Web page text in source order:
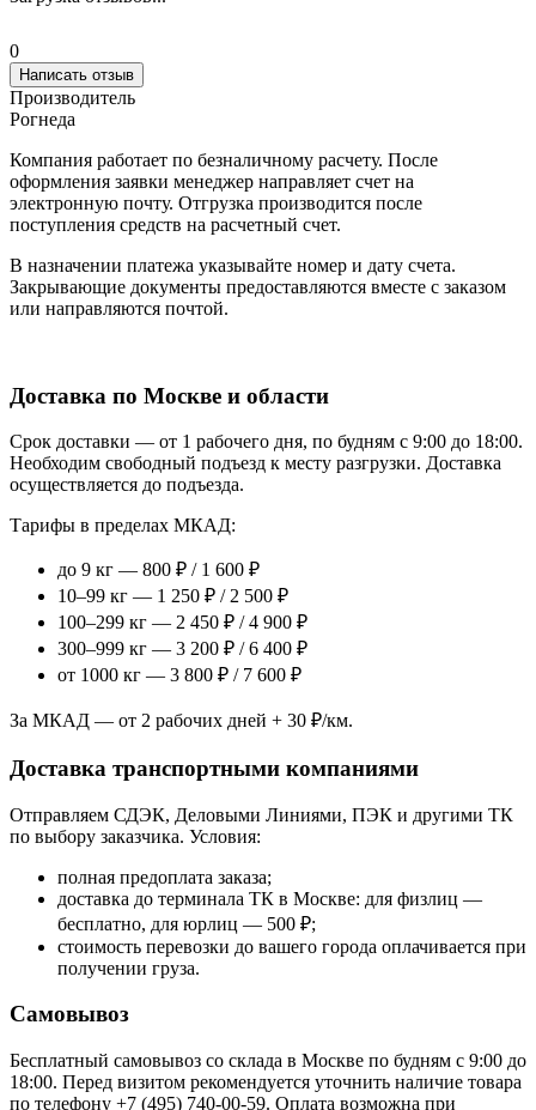
0
Написать отзыв
Производитель
Рогнеда
Компания работает по безналичному расчету. После
оформления заявки менеджер направляет счет на
электронную почту. Отгрузка производится после
поступления средств на расчетный счет.
В назначении платежа указывайте номер и дату счета.
Закрывающие документы предоставляются вместе с заказом
или направляются почтой.
Доставка по Москве и области
Срок доставки — от 1 рабочего дня, по будням с 9:00 до 18:00.
Необходим свободный подъезд к месту разгрузки. Доставка
осуществляется до подъезда.
Тарифы в пределах МКАД:
до 9 кг — 800 ₽ / 1 600 ₽
10–99 кг — 1 250 ₽ / 2 500 ₽
100–299 кг — 2 450 ₽ / 4 900 ₽
300–999 кг — 3 200 ₽ / 6 400 ₽
от 1000 кг — 3 800 ₽ / 7 600 ₽
За МКАД — от 2 рабочих дней + 30 ₽/км.
Доставка транспортными компаниями
Отправляем СДЭК, Деловыми Линиями, ПЭК и другими ТК
по выбору заказчика. Условия:
полная предоплата заказа;
доставка до терминала ТК в Москве: для физлиц —
бесплатно, для юрлиц — 500 ₽;
стоимость перевозки до вашего города оплачивается при
получении груза.
Самовывоз
Бесплатный самовывоз со склада в Москве по будням с 9:00 до
18:00. Перед визитом рекомендуется уточнить наличие товара
по телефону +7 (495) 740-00-59. Оплата возможна при